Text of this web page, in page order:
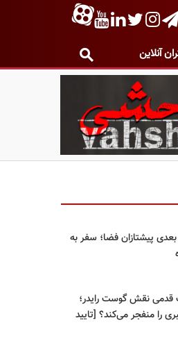
آنلاین
پیشتازان فضا؛ سفر به
قدمی نقش گوست رایدر؛
را منفجر می‌کند؟ [تایید